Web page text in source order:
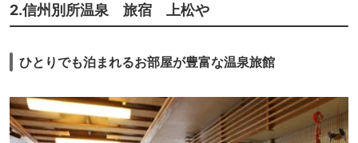
2.信州別所温泉 旅宿 上松や
ひとりでも泊まれるお部屋が豊富な温泉旅館